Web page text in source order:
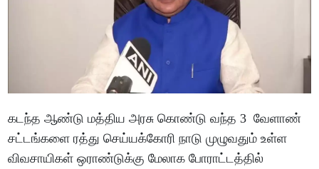
கடந்த ஆண்டு மத்திய அரசு கொண்டு வந்த 3 வேளாண்
சட்டங்களை ரத்து செய்யக்கோரி நாடு முழுவதும் உள்ள
விவசாயிகள் ஒராண்டுக்கு மேலாக போராட்டத்தில்